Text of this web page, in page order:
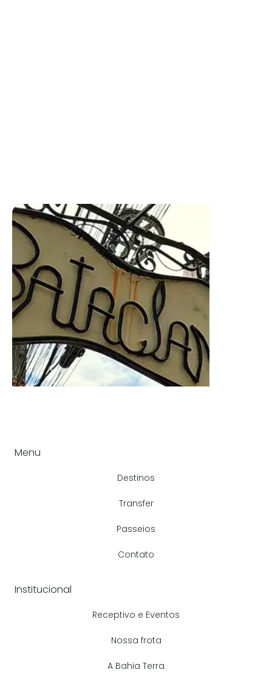
Institucional
Receptivo e Eventos
Nossa frota
A Bahia Terra
Menu
Destinos
Transfer
Passeios
Contato